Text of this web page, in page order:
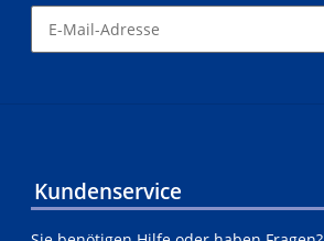
Kundenservice